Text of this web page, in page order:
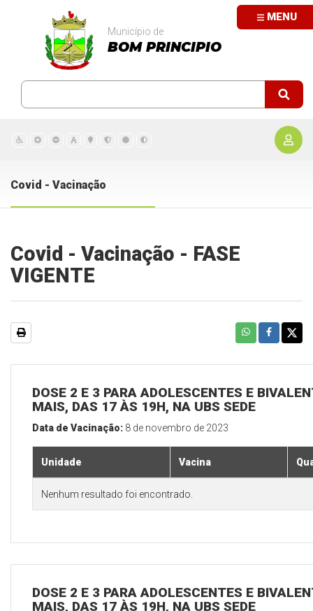
MENU
Município de
BOM PRINCIPIO
Covid - Vacinação
Covid - Vacinação - FASE
VIGENTE
DOSE 2 E 3 PARA ADOLESCENTES E
MAIS, DAS 17 ÀS 19H, NA UBS SEDE
Data de Vacinação: 8 de novembro de 2023
Unidade Vacina
Nenhum resultado foi encontrado.
DOSE 2 E 3 PARA ADOLESCENTES E
MAIS, DAS 17 ÀS 19H, NA UBS SEDE